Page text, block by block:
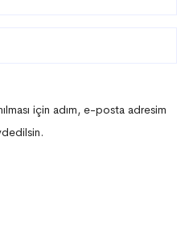
için adım, e-posta adresim